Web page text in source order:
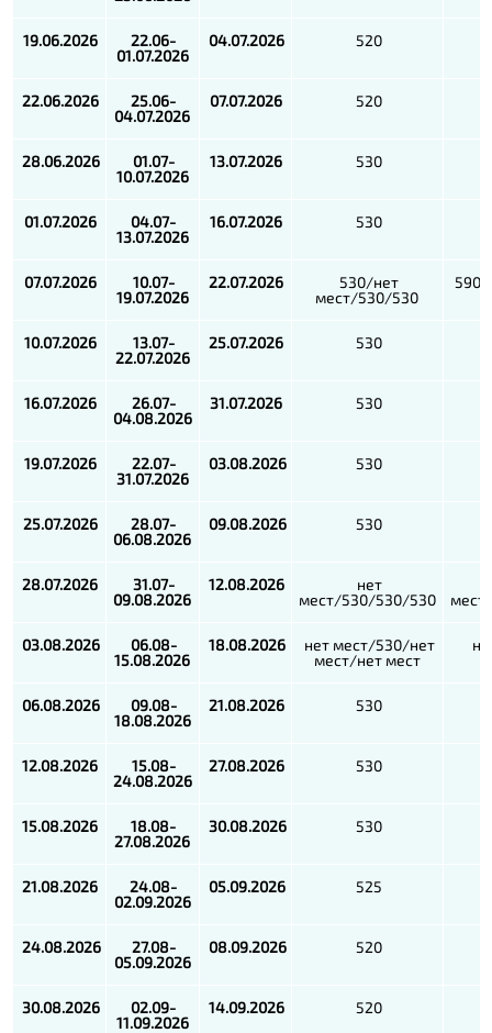
19.06.2026
22.06-
01.07.2026
04.07.2026 520
22.06.2026
25.06-
04.07.2026
07.07.2026 520
28.06.2026
01.07-
10.07.2026
13.07.2026 530
01.07.2026
04.07-
13.07.2026
16.07.2026 530
07.07.2026
10.07-
19.07.2026
22.07.2026
530/нет
мест/530/530
590/
10.07.2026
13.07-
22.07.2026
25.07.2026 530
16.07.2026
26.07-
04.08.2026
31.07.2026 530
19.07.2026
22.07-
31.07.2026
03.08.2026 530
25.07.2026
28.07-
06.08.2026
09.08.2026 530
28.07.2026
31.07-
09.08.2026
12.08.2026
нет
мест/530/530/530
03.08.2026
06.08-
15.08.2026
18.08.2026
нет мест/530/нет
мест/нет мест
06.08.2026
09.08-
18.08.2026
21.08.2026 530
12.08.2026
15.08-
24.08.2026
27.08.2026 530
15.08.2026
18.08-
27.08.2026
30.08.2026 530
21.08.2026
24.08-
02.09.2026
05.09.2026 525
24.08.2026
27.08-
05.09.2026
08.09.2026 520
30.08.2026
02.09-
11.09.2026
14.09.2026 520